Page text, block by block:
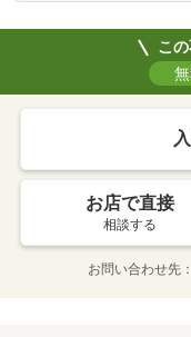
こ
お店で直接
相談する
お問い合わせ先